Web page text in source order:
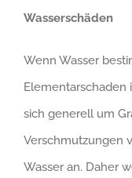
Wasserschäden
Wenn Wasser
Elementarschaden
sich generell um
Verschmutzungen
Wasser an. Daher